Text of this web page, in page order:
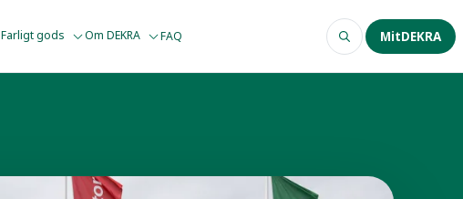
Farligt gods Om DEKRA FAQ MitDEKRA